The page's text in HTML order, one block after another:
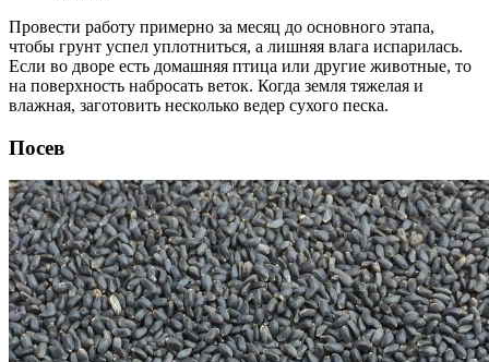
Провести работу примерно за месяц до основного этапа,
чтобы грунт успел уплотниться, а лишняя влага испарилась.
Если во дворе есть домашняя птица или другие животные, то
на поверхность набросать веток. Когда земля тяжелая и
влажная, заготовить несколько ведер сухого песка.
Посев